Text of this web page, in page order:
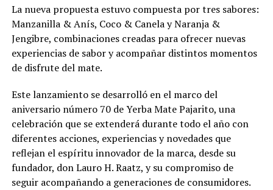
La nueva propuesta estuvo compuesta por tres sabores:
Manzanilla & Anís, Coco & Canela y Naranja &
Jengibre, combinaciones creadas para ofrecer nuevas
experiencias de sabor y acompañar distintos momentos
de disfrute del mate.
Este lanzamiento se desarrolló en el marco del
aniversario número 70 de Yerba Mate Pajarito, una
celebración que se extenderá durante todo el año con
diferentes acciones, experiencias y novedades que
reflejan el espíritu innovador de la marca, desde su
fundador, don Lauro H. Raatz, y su compromiso de
seguir acompañando a generaciones de consumidores.